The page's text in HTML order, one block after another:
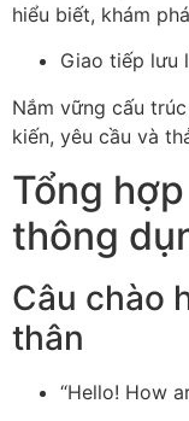
hiểu biết, khám
Giao tiếp lưu
Nắm vững cấu
kiến, yêu cầu và
Tổng
thông
Câu chào
thân
“Hello! How